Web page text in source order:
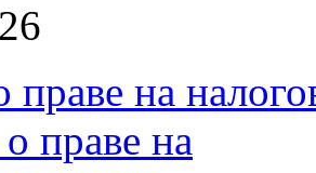
праве на